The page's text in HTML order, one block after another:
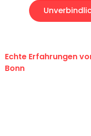
Echte Erfahrungen
Bonn